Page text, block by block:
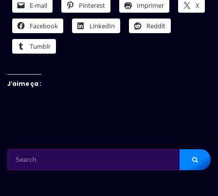
E-mail Pinterest Imprimer X
Facebook LinkedIn Reddit
Tumblr
J’aime ça :
FOR: